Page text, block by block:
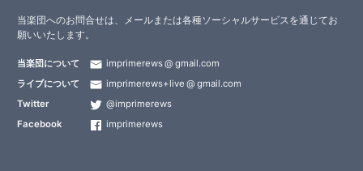
当楽団へのお問合せは、メールまたは各種ソーシャルサービスを通じてお
願いいたします。
当楽団について imprimerews
gmail.com
ライブについて
imprimerews+live
gmail.com
Twitter
@imprimerews
Facebook
imprimerews